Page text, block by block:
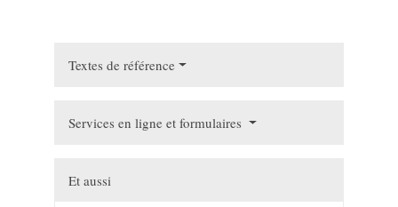
Textes de référence
Services en ligne et formulaires
Et aussi